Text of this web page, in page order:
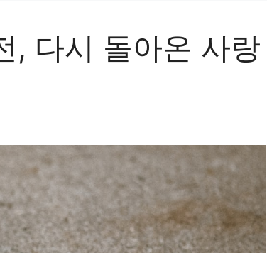
, 다시 돌아온 사랑